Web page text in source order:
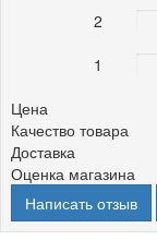
2
1
Цена
Качество товара
Доставка
Оценка магазина
Написать отзыв